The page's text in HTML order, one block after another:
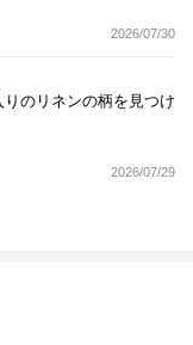
2026/07/30
のリネンの柄を見つけ
2026/07/29